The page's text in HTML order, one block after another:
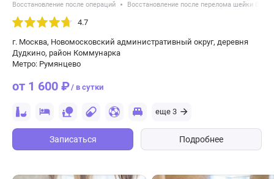
Восстановление после операций Восстановление после перелома шейки бедра
4.7
г. Москва, Новомосковский административный округ, деревня
Дудкино, район Коммунарка
Метро: Румянцево
от 1 600 ₽/ в сутки
еще 3
Записаться Подробнее